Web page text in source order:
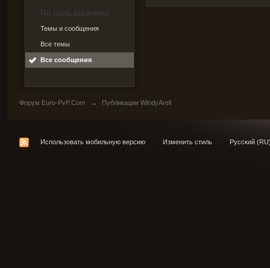
По пользователю
Темы и сообщения
Все темы
Все сообщения
Форум Euro-PvP.Com → Публикации WindyArell
Использовать мобильную версию Изменить стиль Русский